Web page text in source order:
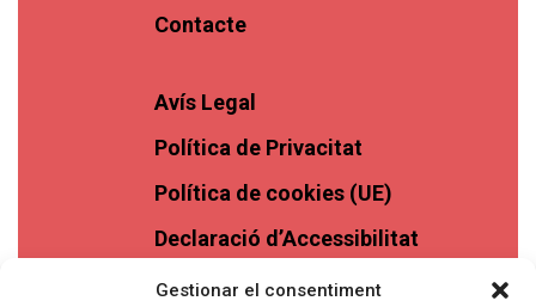
Gestionar el consentiment
Contacte
Avís Legal
Política de Privacitat
Política de cookies (UE)
Declaració d’Accessibilitat